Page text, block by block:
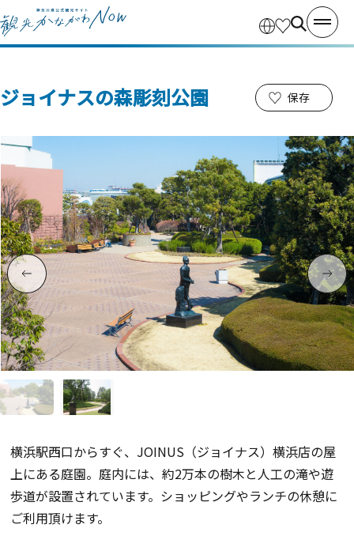
ジョイナスの森彫刻公園 保存
横浜駅西口からすぐ、JOINUS（ジョイナス）横浜店の屋
上にある庭園。庭内には、約2万本の樹木と人工の滝や遊
歩道が設置されています。ショッピングやランチの休憩に
ご利用頂けます。